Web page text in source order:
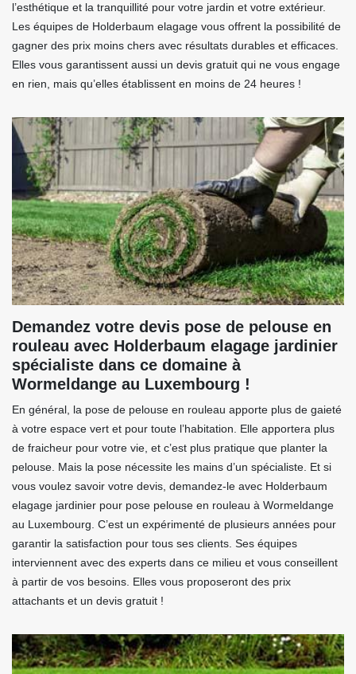
l’esthétique et la tranquillité pour votre jardin et votre extérieur.
Les équipes de Holderbaum elagage vous offrent la possibilité de
gagner des prix moins chers avec résultats durables et efficaces.
Elles vous garantissent aussi un devis gratuit qui ne vous engage
en rien, mais qu’elles établissent en moins de 24 heures !
Demandez votre devis pose de pelouse en
rouleau avec Holderbaum elagage jardinier
spécialiste dans ce domaine à
Wormeldange au Luxembourg !
En général, la pose de pelouse en rouleau apporte plus de gaieté
à votre espace vert et pour toute l’habitation. Elle apportera plus
de fraicheur pour votre vie, et c’est plus pratique que planter la
pelouse. Mais la pose nécessite les mains d’un spécialiste. Et si
vous voulez savoir votre devis, demandez-le avec Holderbaum
elagage jardinier pour pose pelouse en rouleau à Wormeldange
au Luxembourg. C’est un expérimenté de plusieurs années pour
garantir la satisfaction pour tous ses clients. Ses équipes
interviennent avec des experts dans ce milieu et vous conseillent
à partir de vos besoins. Elles vous proposeront des prix
attachants et un devis gratuit !